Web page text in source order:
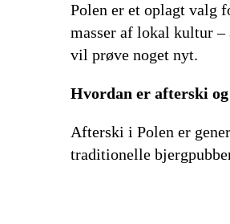
Polen er et oplagt valg
masser af lokal kultur –
vil prøve noget nyt.
Hvordan er afterski
Afterski i Polen er
traditionelle